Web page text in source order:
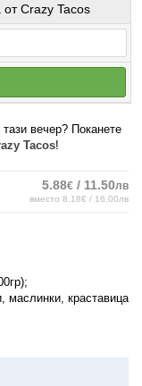
Crazy Tacos
вечер? Поканете
Tacos!
5.88€ / 11.50лв
вместо 8.18€ / 16.00лв
маслинки, краставица